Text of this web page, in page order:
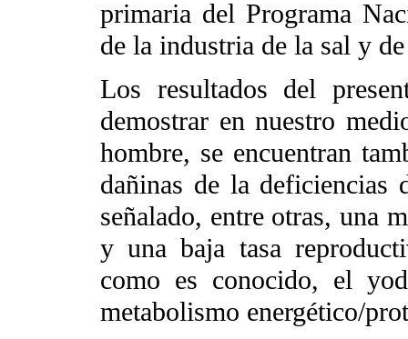
primaria del Programa
de la industria de la sal y
Los resultados del
demostrar en nuestro
hombre, se encuentran
dañinas de la deficiencias
señalado, entre otras, una
y una baja tasa
como es conocido, el
metabolismo energético/